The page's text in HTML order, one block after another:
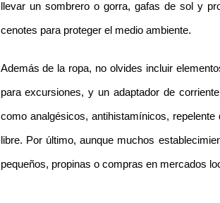
llevar un sombrero o gorra, gafas de sol y
cenotes para proteger el medio ambiente.
Además de la ropa, no olvides incluir
para excursiones, y un adaptador de
como analgésicos, antihistamínicos,
libre. Por último, aunque muchos
pequeños, propinas o compras en mercados